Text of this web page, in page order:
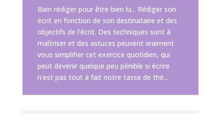
Bien rédiger pour être bien lu... Rédiger son
écrit en fonction de son destinataire et des
objectifs de l'écrit. Des techniques sont à
maîtriser et des astuces peuvent vraiment
vous simplifier cet exercice quotidien, qui
peut devenir quelque peu pénible si écrire
n'est pas tout à fait notre tasse de thé...